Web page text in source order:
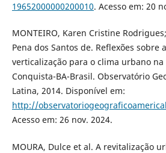
19652000000200010. Acesso em: 20
MONTEIRO, Karen Cristine
Pena dos Santos de. Reflexões sobre
verticalização para o clima urbano
Conquista-BA-Brasil. Observatório
Latina, 2014. Disponível em:
http://
Acesso em: 26 nov. 2024.
MOURA, Dulce et al. A revitalização